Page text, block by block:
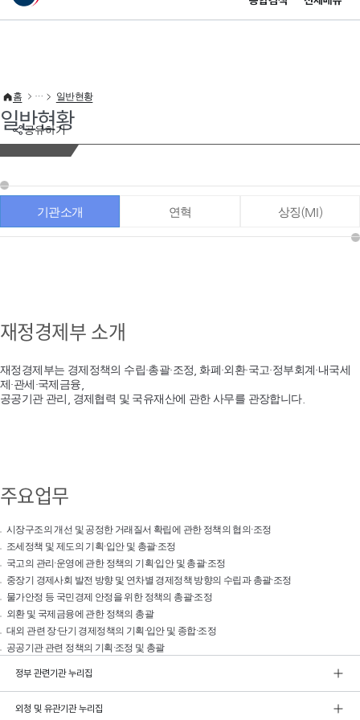
이 누리집은 대한민국 공식 전자정부 누리집입니다.
공유하기
홈 일반현황
일반현황
기관소개 연혁 상징(MI)
재정경제부 소개
재정경제부는 경제정책의 수립·총괄·조정, 화폐·외환·국고·정부회계·내국세
제·관세·국제금융,
공공기관 관리, 경제협력 및 국유재산에 관한 사무를 관장합니다.
주요업무
시장구조의 개선 및 공정한 거래질서 확립에 관한 정책의 협의·조정
조세정책 및 제도의 기획·입안 및 총괄·조정
국고의 관리·운영에 관한 정책의 기획·입안 및 총괄·조정
중장기 경제사회 발전 방향 및 연차별 경제정책 방향의 수립과 총괄·조정
물가안정 등 국민경제 안정을 위한 정책의 총괄·조정
외환 및 국제금융에 관한 정책의 총괄
대외 관련 장·단기 경제정책의 기획·입안 및 종합·조정
공공기관 관련 정책의 기획·조정 및 총괄
정부 관련기관 누리집
외청 및 유관기관 누리집